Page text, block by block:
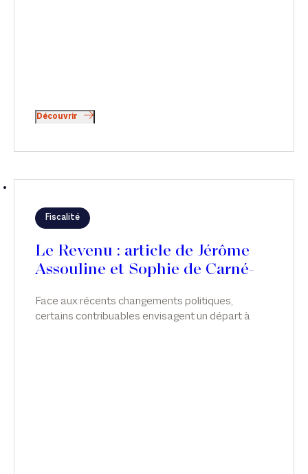
Découvrir
Fiscalité
Face aux récents changements politiques,
certains contribuables envisagent un départ à
Le Revenu : article de Jérôme
Assouline et Sophie de Carné-